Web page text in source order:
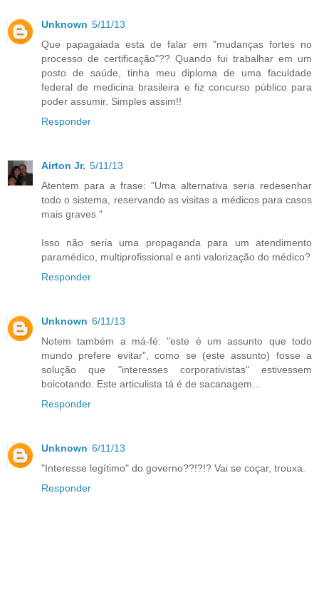
Unknown 5/11/13
Que papagaiada esta de falar em "mudanças fortes no
processo de certificação"?? Quando fui trabalhar em um
posto de saúde, tinha meu diploma de uma faculdade
federal de medicina brasileira e fiz concurso público para
poder assumir. Simples assim!!
Responder
Airton Jr. 5/11/13
Atentem para a frase: "Uma alternativa seria redesenhar
todo o sistema, reservando as visitas a médicos para casos
mais graves."
Isso não seria uma propaganda para um atendimento
paramédico, multiprofissional e anti valorização do médico?
Responder
Unknown 6/11/13
Notem também a má-fé: "este é um assunto que todo
mundo prefere evitar", como se (este assunto) fosse a
solução que "interesses corporativistas" estivessem
boicotando. Este articulista tá é de sacanagem...
Responder
Unknown 6/11/13
"Interesse legítimo" do governo??!?!? Vai se coçar, trouxa.
Responder